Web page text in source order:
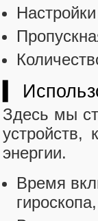
▍
Здесь мы
устройств,
энергии.
Время